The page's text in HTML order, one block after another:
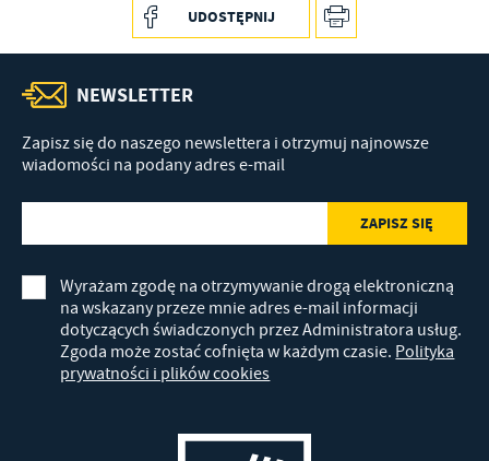
UDOSTĘPNIJ
NEWSLETTER
Zapisz się do naszego newslettera i otrzymuj najnowsze
wiadomości na podany adres e-mail
Wyrażam zgodę na otrzymywanie drogą elektroniczną
na wskazany przeze mnie adres e-mail informacji
dotyczących świadczonych przez Administratora usług.
Zgoda może zostać cofnięta w każdym czasie. Polityka
prywatności i plików cookies